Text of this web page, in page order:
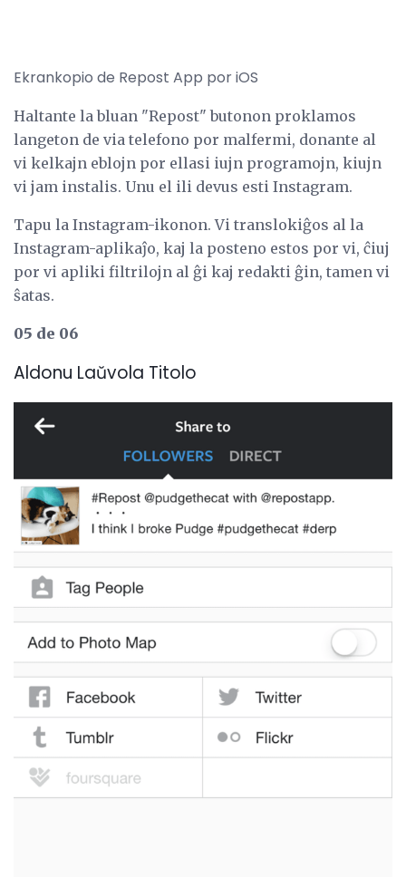
Ekrankopio de Repost App por iOS
Haltante la bluan "Repost" butonon proklamos
langeton de via telefono por malfermi, donante al
vi kelkajn eblojn por ellasi iujn programojn, kiujn
vi jam instalis. Unu el ili devus esti Instagram.
Tapu la Instagram-ikonon. Vi translokiĝos al la
Instagram-aplikaĵo, kaj la posteno estos por vi, ĉiuj
por vi apliki filtrilojn al ĝi kaj redakti ĝin, tamen vi
ŝatas.
05 de 06
Aldonu Laŭvola Titolo